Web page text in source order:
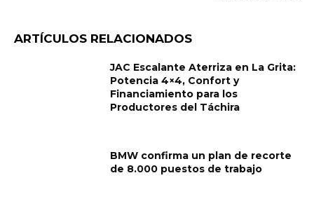
ARTÍCULOS RELACIONADOS
JAC Escalante Aterriza en La Grita:
Potencia 4×4, Confort y
Financiamiento para los
Productores del Táchira
BMW confirma un plan de recorte
de 8.000 puestos de trabajo